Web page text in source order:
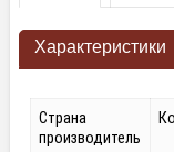
Характеристики
Страна
производитель